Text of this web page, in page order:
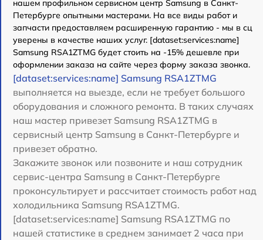
нашем профильном сервисном центр Samsung в Санкт-
Петербурге опытными мастерами. На все виды работ и
запчасти предоставляем расширенную гарантию - мы в сц
уверены в качестве наших услуг. [dataset:services:name]
Samsung RSA1ZTMG будет стоить на -15% дешевле при
оформлении заказа на сайте через форму заказа звонка.
[dataset:services:name] Samsung RSA1ZTMG
выполняется на выезде, если не требует большого
оборудования и сложного ремонта. В таких случаях
наш мастер привезет Samsung RSA1ZTMG в
сервисный центр Samsung в Санкт-Петербурге и
привезет обратно.
Закажите звонок или позвоните и наш сотрудник
сервис-центра Samsung в Санкт-Петербурге
проконсультирует и рассчитает стоимость работ над
холодильника Samsung RSA1ZTMG.
[dataset:services:name] Samsung RSA1ZTMG по
нашей статистике в среднем занимает 2 часа при